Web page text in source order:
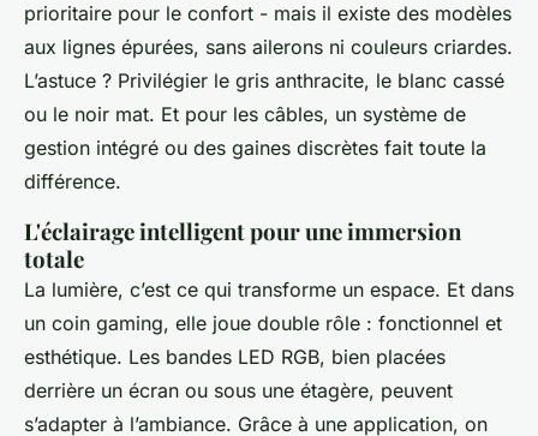
prioritaire pour le confort - mais il existe des modèles
aux lignes épurées, sans ailerons ni couleurs criardes.
L’astuce ? Privilégier le gris anthracite, le blanc cassé
ou le noir mat. Et pour les câbles, un système de
gestion intégré ou des gaines discrètes fait toute la
différence.
L'éclairage intelligent pour une immersion
totale
La lumière, c’est ce qui transforme un espace. Et dans
un coin gaming, elle joue double rôle : fonctionnel et
esthétique. Les bandes LED RGB, bien placées
derrière un écran ou sous une étagère, peuvent
s’adapter à l’ambiance. Grâce à une application, on